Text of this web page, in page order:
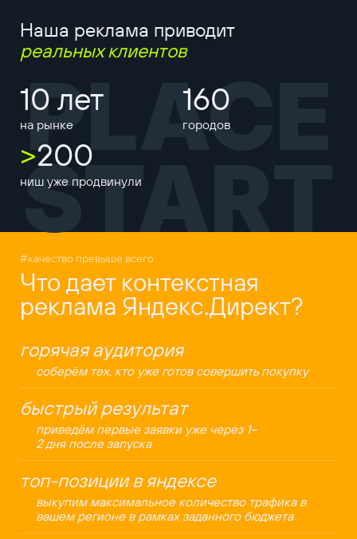
Наша реклама приводит
реальных клиентов
10 лет
на рынке
160
городов
>200
ниш уже продвинули
PLACE
START
#качество превыше всего
Что дает контекстная
реклама Яндекс.Директ?
горячая аудитория
соберём тех, кто уже готов совершить покупку
быстрый результат
приведём первые заявки уже через 1–
2 дня после запуска
топ-позиции в яндексе
выкупим максимальное количество трафика в
вашем регионе в рамках заданного бюджета